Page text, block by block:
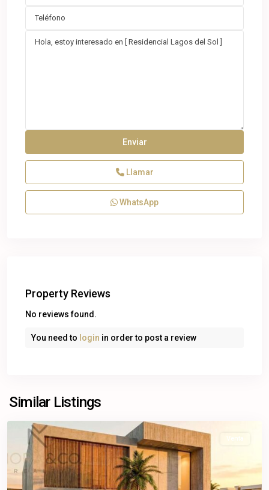
Llamar
WhatsApp
Property Reviews
No reviews found.
You need to login in order to post a review
Similar Listings
Benito
Juárez
Venta